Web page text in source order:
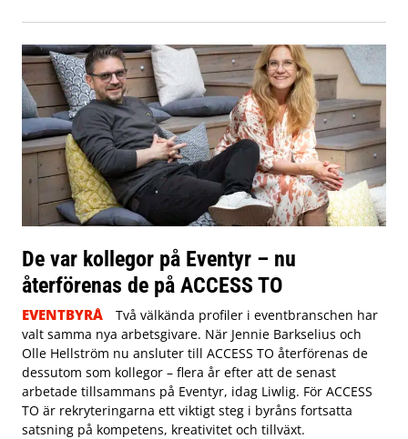
De var kollegor på Eventyr – nu
återförenas de på ACCESS TO
EVENTBYRÅ
Två välkända profiler i eventbranschen har
valt samma nya arbetsgivare. När Jennie Barkselius och
Olle Hellström nu ansluter till ACCESS TO återförenas de
dessutom som kollegor – flera år efter att de senast
arbetade tillsammans på Eventyr, idag Liwlig. För ACCESS
TO är rekryteringarna ett viktigt steg i byråns fortsatta
satsning på kompetens, kreativitet och tillväxt.